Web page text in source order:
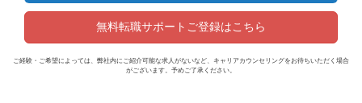
無料転職サポートご登録はこちら
ご経験・ご希望によっては、弊社内にご紹介可能な求人がないなど、キャリアカウンセリングをお待ちいただく場合
がございます。予めご了承ください。